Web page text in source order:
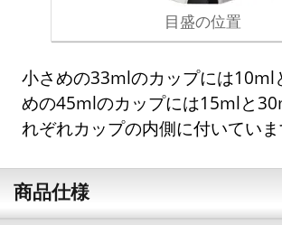
目盛の位置
小さめの33mlのカップには10ml
めの45mlのカップには15mlと
れぞれカップの内側に付いていま
商品仕様